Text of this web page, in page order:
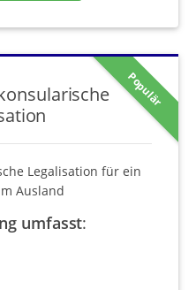
Populär
Legalisation für ein
Ausland
umfasst: